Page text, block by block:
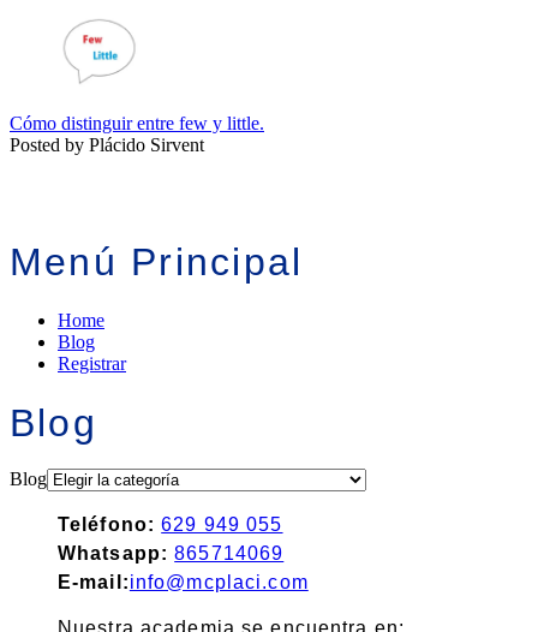
Cómo distinguir entre few y little.
Posted by Plácido Sirvent
Menú Principal
Home
Blog
Registrar
Blog
Blog
Teléfono:629 949 055
Whatsapp:865714069
E-mail:info@mcplaci.com
Nuestra academia se encuentra en: